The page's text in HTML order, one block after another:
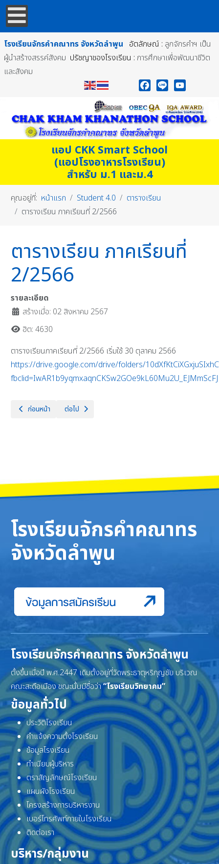
โรงเรียนจักรคำคณาทร จังหวัดลำพูน อัตลักษณ์ : ลูกจักรคำฯ เป็น
ผู้นำสร้างสรรค์สังคม ปรัชญาของโรงเรียน : การศึกษาเพื่อพัฒนาชีวิต
และสังคม
แอป CKK Smart School
(แอปโรงอาหารโรงเรียน)
สำหรับ ม.1 และม.4
คุณอยู่ที่: หน้าแรก Student 4.0
ตารางเรียน
ตารางเรียน ภาคเรียนที่ 2/2566
ตารางเรียน ภาคเรียนที่
2/2566
รายละเอียด
สร้างเมื่อ: 02 สิงหาคม 2567
ฮิต: 4630
ตารางเรียนภาคเรียนที่ 2/2566 เริ่มใช้ 30 ตุลาคม 2566
https://drive.google.com/drive/folders/
เนื้อหาก่อนหน้า: ตารางเรียน ภาคเรียนที่ 2/2567
ก่อนหน้า เนื้อหาถัดไป: ตารางเรียน ภาคเรียนที่ 1/2567
ต่อไป
โรงเรียนจักรคำคณาทร
จังหวัดลำพูน
โรงเรียนจักรคำคณาทร จังหวัดลำพูน
ตั้งขึ้นเมื่อปี พ.ศ.2447 เดิมตั้งอยู่ที่วัดพระธาตุหริภุญชัย บริเวณ
คณะสะดือเมือง ขณะนั้นมีชื่อว่า“โรงเรียนวิทยาคม”
ข้อมูลทั่วไป
ประวัติโรงเรียน
คำแจ้งความตั้งโรงเรียน
ข้อมูลโรงเรียน
ทำเนียบผู้บริหาร
ตราสัญลักษณ์โรงเรียน
แผนผังโรงเรียน
โครงสร้างการบริหารงาน
เบอร์โทรศัพท์ภายในโรงเรียน
ติดต่อเรา
บริหาร/กลุ่มงาน